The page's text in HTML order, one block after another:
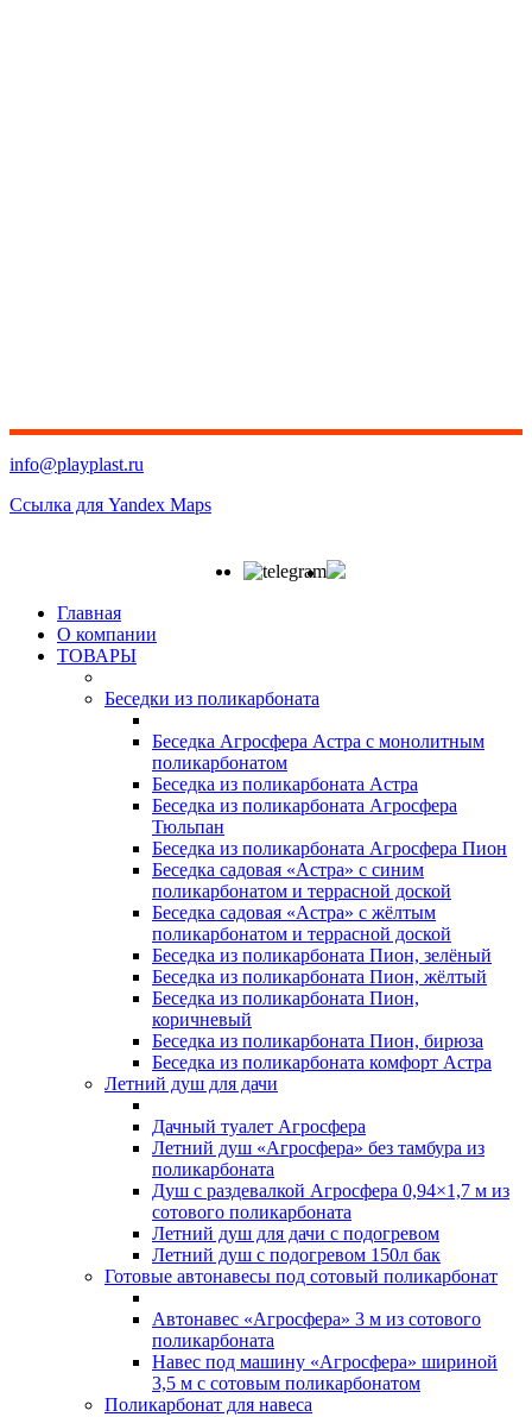
info@playplast.ru
Ссылка для Yandex Maps
Главная
О компании
ТОВАРЫ
Беседки из поликарбоната
Беседка Агросфера Астра с монолитным
поликарбонатом
Беседка из поликарбоната Астра
Беседка из поликарбоната Агросфера
Тюльпан
Беседка из поликарбоната Агросфера Пион
Беседка садовая «Астра» с синим
поликарбонатом и террасной доской
Беседка садовая «Астра» с жёлтым
поликарбонатом и террасной доской
Беседка из поликарбоната Пион, зелёный
Беседка из поликарбоната Пион, жёлтый
Беседка из поликарбоната Пион,
коричневый
Беседка из поликарбоната Пион, бирюза
Беседка из поликарбоната комфорт Астра
Летний душ для дачи
Дачный туалет Агросфера
Летний душ «Агросфера» без тамбура из
поликарбоната
Душ с раздевалкой Агросфера 0,94×1,7 м из
сотового поликарбоната
Летний душ для дачи с подогревом
Летний душ с подогревом 150л бак
Готовые автонавесы под сотовый поликарбонат
Автонавес «Агросфера» 3 м из сотового
поликарбоната
Навес под машину «Агросфера» шириной
3,5 м с сотовым поликарбонатом
Поликарбонат для навеса